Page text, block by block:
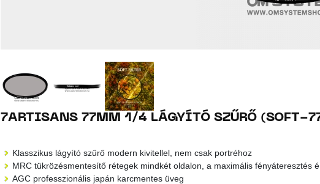
7ARTISANS 77MM 1/4 LÁGYÍTÓ SZŰRŐ (SOFT-
Klasszikus lágyító szűrő modern kivitellel, nem csak portréhoz
MRC tükrözésmentesítő rétegek mindkét oldalon, a maximális fényáteresztés
AGC professzionális japán karcmentes üveg